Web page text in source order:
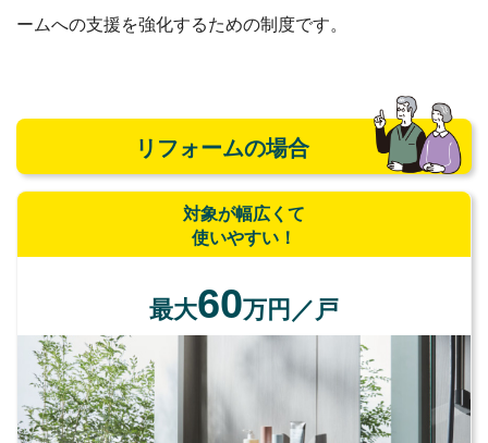
ームへの支援を強化するための制度です。
リフォームの場合
対象が幅広くて
使いやすい！
最大60万円／戸